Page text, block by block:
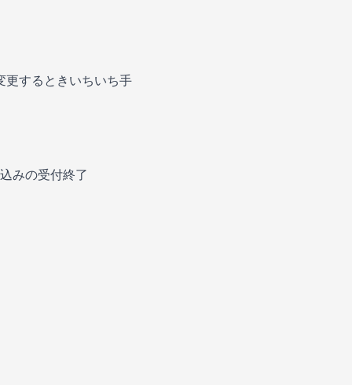
更するときいちいち手
みの受付終了